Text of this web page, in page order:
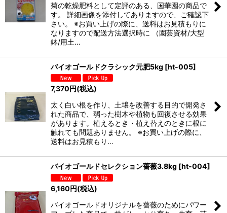
菊の乾燥肥料として定評のある、国華園の商品で
す。 詳細画像を添付してありますので、ご確認下
さい。 ※お買い上げの際に、送料はお見積もりに
なりますので配送方法選択時に （園芸資材/大型
鉢/用土…
バイオゴールドクラシック元肥5kg [ht-005]
7,370円(税込)
太く白い根を作り、土壌を改善する目的で開発さ
れた商品で、弱った樹木や植物も回復させる効果
があります。植えるとき・植え替えのときに根に
触れても問題ありません。 ※お買い上げの際に、
送料はお見積もり…
バイオゴールドセレクション薔薇3.8kg [ht-004]
6,160円(税込)
バイオゴールドオリジナルを薔薇のためにパワー